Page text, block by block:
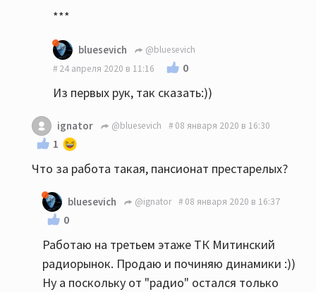
***
bluesevich
@bluesevich
24 апреля 2020 в 11:16
0
Из первых рук, так сказать:))
ignator @bluesevich 08 января 2020 в 16:30
1
Что за работа такая, пансионат престарелых?
bluesevich @ignator 08 января 2020 в 16:37
0
Работаю на третьем этаже ТК Митинский
радиорынок. Продаю и починяю динамики :))
Ну а поскольку от "радио" остался только